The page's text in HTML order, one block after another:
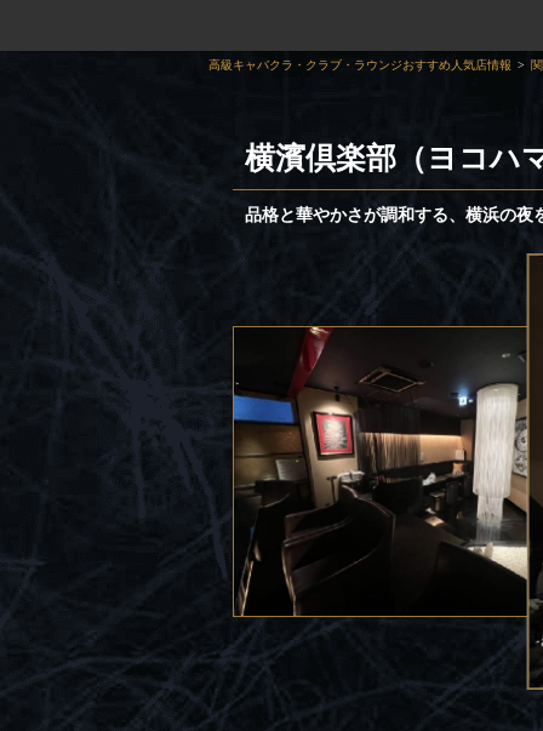
高級キャバクラ・クラブ・ラウンジおすすめ人気店情報
横濱倶楽部（ヨコハ
品格と華やかさが調和する、横浜の夜